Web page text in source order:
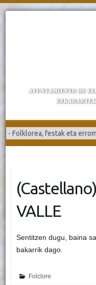
VALLE
Sentitzen dugu, baina
bakarrik dago.
Folclore